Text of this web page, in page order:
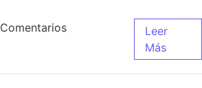
Comentarios
Leer
Más